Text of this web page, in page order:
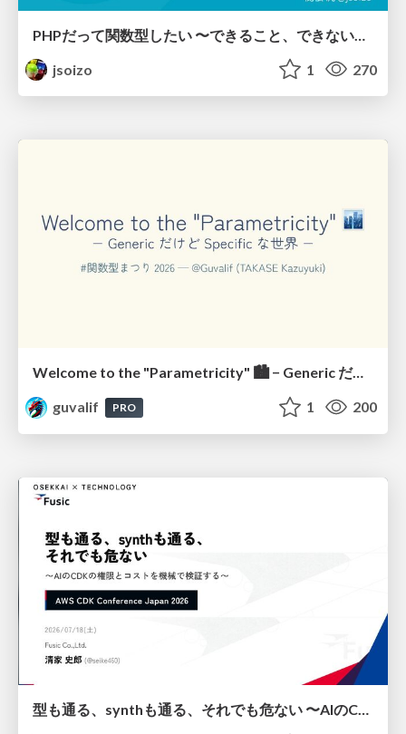
jsoizo
1 270
Welcome to the "Parametricity" 🏙️ − Generic だけど Specific な世界 −
guvalif
PRO 1 200
型も通る、synthも通る、それでも危ない 〜AIのCDKの権限とコストを機械で検証する〜 / It Passes Type Checks, It Passes Synth Checks, but It’s Still Risky — Automatically Verifying Permissions and Costs in AI’s CDK —